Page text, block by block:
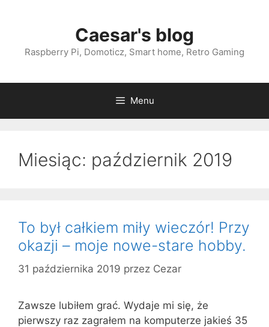
Caesar's blog
Raspberry Pi, Domoticz, Smart home, Retro Gaming
Menu
Miesiąc: październik 2019
To był całkiem miły wieczór! Przy
okazji – moje nowe-stare hobby.
31 października 2019 przez Cezar
Zawsze lubiłem grać. Wydaje mi się, że
pierwszy raz zagrałem na komputerze jakieś 35